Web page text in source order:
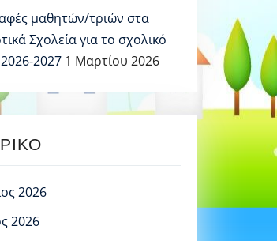
μαθητών/τριών στα
Σχολεία για το σχολικό
2027 1 Μαρτίου 2026
2026
2026